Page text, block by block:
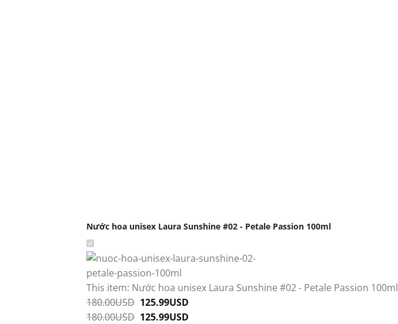
Nước hoa unisex Laura Sunshine #02 - Petale Passion 100ml
This item: Nước hoa unisex Laura Sunshine #02 - Petale Passion 100ml
180.00USD Original
price
125.99USD
180.00USD Original
125.99USD